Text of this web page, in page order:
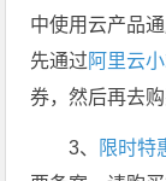
中使用云产品
先通过 阿里云
券，然后再去
3、 限时特